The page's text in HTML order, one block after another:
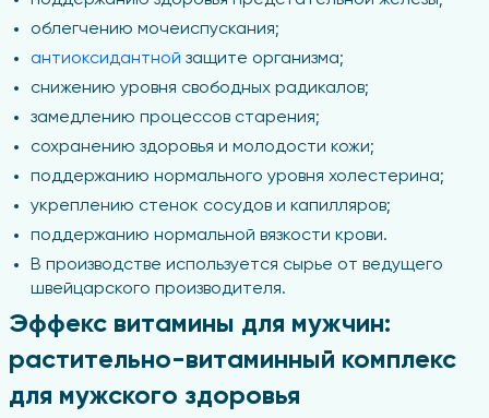
облегчению мочеиспускания;
антиоксидантной защите организма;
снижению уровня свободных радикалов;
замедлению процессов старения;
сохранению здоровья и молодости кожи;
поддержанию нормального уровня холестерина;
укреплению стенок сосудов и капилляров;
поддержанию нормальной вязкости крови.
В производстве используется сырье от ведущего
швейцарского производителя.
Эффекс витамины для мужчин:
растительно-витаминный комплекс
для мужского здоровья